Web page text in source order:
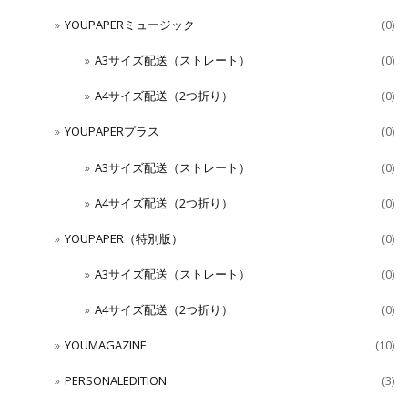
YOUPAPERミュージック (0)
A3サイズ配送（ストレート） (0)
A4サイズ配送（2つ折り） (0)
YOUPAPERプラス (0)
A3サイズ配送（ストレート） (0)
A4サイズ配送（2つ折り） (0)
YOUPAPER（特別版） (0)
A3サイズ配送（ストレート） (0)
A4サイズ配送（2つ折り） (0)
YOUMAGAZINE (10)
PERSONALEDITION (3)